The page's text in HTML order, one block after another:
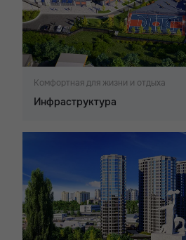
Комфортная для жизни и отдыха
Инфраструктура